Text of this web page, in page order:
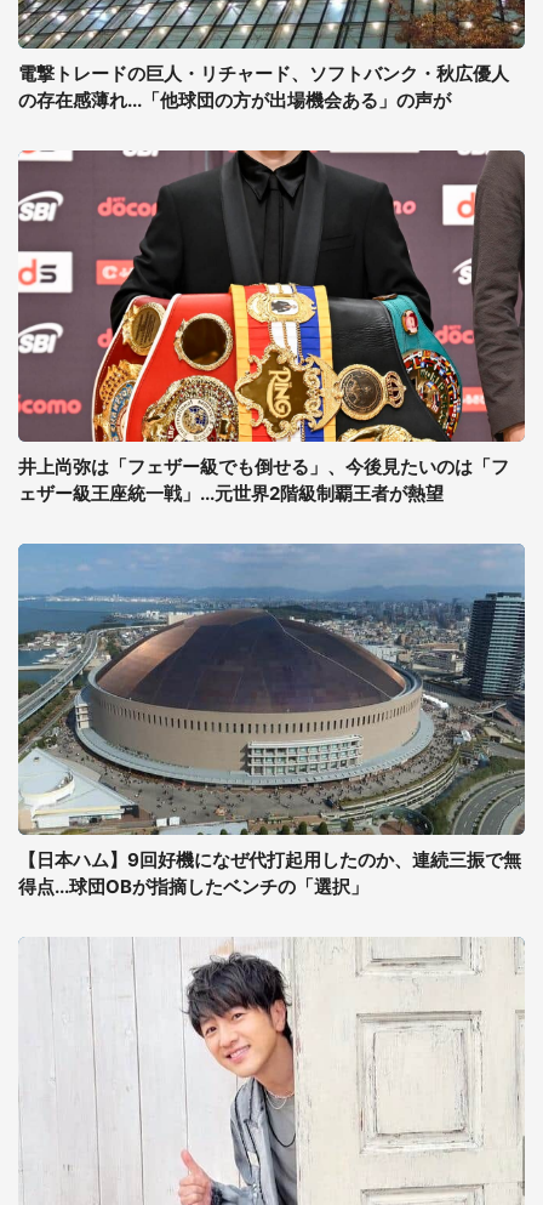
電撃トレードの巨人・リチャード、ソフトバンク・秋広優人
の存在感薄れ...「他球団の方が出場機会ある」の声が
井上尚弥は「フェザー級でも倒せる」、今後見たいのは「フ
ェザー級王座統一戦」...元世界2階級制覇王者が熱望
【日本ハム】9回好機になぜ代打起用したのか、連続三振で無
得点...球団OBが指摘したベンチの「選択」